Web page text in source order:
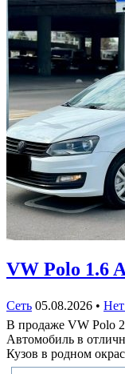
VW Polo 1.6
Сеть 05.08.2026 •
В продаже VW Polo
Автомобиль в
Кузов в родном